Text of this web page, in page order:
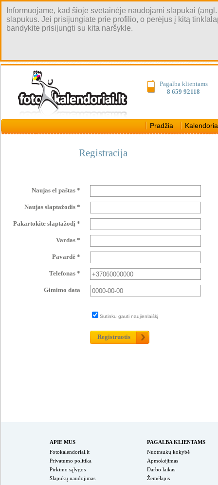
Informuojame, kad šioje svetainėje naudojami slapukai
slapukus. Jei prisijungiate prie profilio, o perėjus į kitą
bandykite prisijungti su kita naršykle.
Pagalba klientams
8 659 92118
Pradžia
Registracija
Naujas el paštas *
Naujas slaptažodis *
Pakartokite slaptažodį *
Vardas *
Pavardė *
Telefonas *
Gimimo data
Sutinku gauti naujienlaiškį
Registruotis
APIE MUS
Fotokalendoriai.lt
Privatumo politika
Pirkimo sąlygos
Slapukų naudojimas
PAGALBA KLIENTAMS
Nuotraukų kokybė
Apmokėjimas
Darbo laikas
Žemėlapis